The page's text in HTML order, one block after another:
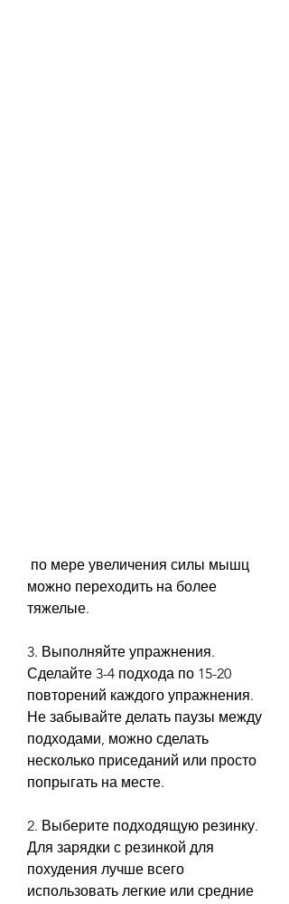
можно переходить на более
тяжелые.
3. Выполняйте упражнения.
Сделайте 3-4 подхода по 15-20
повторений каждого упражнения.
Не забывайте делать паузы между
подходами, можно сделать
несколько приседаний или просто
попрыгать на месте.
2. Выберите подходящую резинку.
Для зарядки с резинкой для
похудения лучше всего
использовать легкие или средние